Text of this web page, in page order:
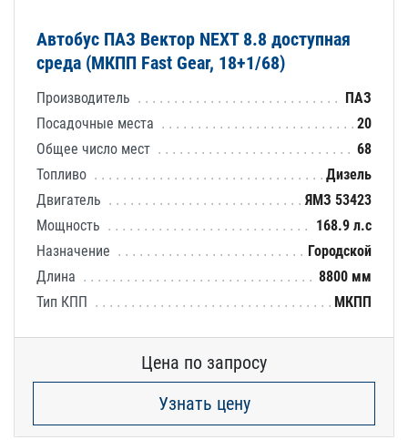
Автобус ПАЗ Вектор NEXT 8.8 доступная
среда (МКПП Fast Gear, 18+1/68)
Производитель
ПАЗ
Посадочные места
20
Общее число мест
68
Топливо
Дизель
Двигатель
ЯМЗ 53423
Мощность
168.9 л.с
Назначение
Городской
Длина
8800 мм
Тип КПП
МКПП
Цена по запросу
Узнать цену